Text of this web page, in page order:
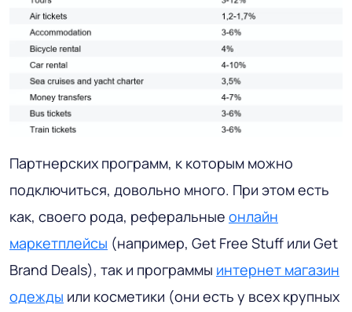
Партнерских программ, к которым можно
подключиться, довольно много. При этом есть
как, своего рода, реферальные онлайн
маркетплейсы (например, Get Free Stuff или Get
Brand Deals), так и программы интернет магазин
одежды или косметики (они есть у всех крупных